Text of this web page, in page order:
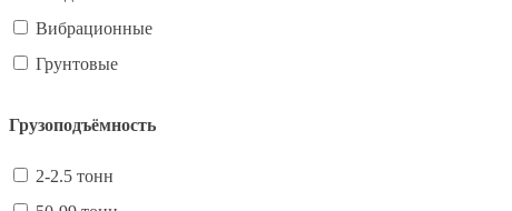
Вибрационные
Грунтовые
Грузоподъёмность
2-2.5 тонн